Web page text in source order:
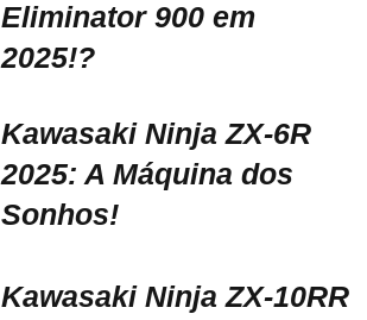
Eliminator 900 em
2025!?
Kawasaki Ninja ZX-6R
2025: A Máquina dos
Sonhos!
Kawasaki Ninja ZX-10RR